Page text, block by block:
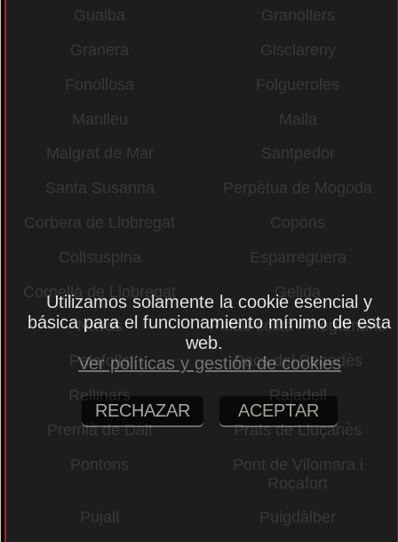
Gualba
Granollers
Granera
Gisclareny
Fonollosa
Folgueroles
Manlleu
Malla
Malgrat de Mar
Santpedor
Santa Susanna
Perpètua de Mogoda
Corbera de Llobregat
Copons
Collsuspina
Esparreguera
Cornellà de Llobregat
Gelida
Navas
Palau-solità i Plegamans
Palafolls
Pacs del Penedès
Rellinars
Rajadell
Premià de Dalt
Prats de Lluçanès
Pontons
Pont de Vilomara i
Rocafort
Pujalt
Puigdàlber
Utilizamos solamente la cookie esencial y
básica para el funcionamiento mínimo de esta
web.
Ver políticas y gestión de cookies
RECHAZAR ACEPTAR